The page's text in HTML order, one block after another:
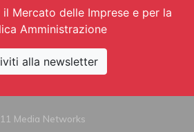
il Mercato delle Imprese e per la
Amministrazione
alla newsletter
Media Networks